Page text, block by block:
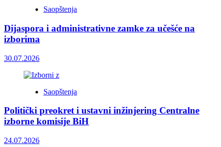
Saopštenja
Dijaspora i administrativne zamke za učešće na
izborima
30.07.2026
Saopštenja
Politički preokret i ustavni inžinjering Centralne
izborne komisije BiH
24.07.2026